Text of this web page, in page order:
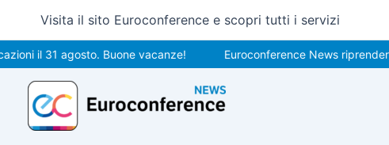
contenuto
Visita il sito Euroconference e scopri tutti i servizi
il 31 agosto. Buone vacanze! Euroconference News